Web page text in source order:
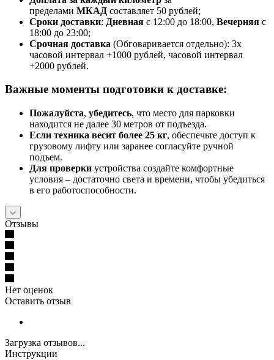
пределами МКАД составляет 50 рублей;
Сроки доставки: Дневная с 12:00 до 18:00, Вечерняя с
18:00 до 23:00;
Срочная доставка (Обговаривается отдельно): 3х
часовой интервал +1000 рублей, часовой интервал
+2000 рублей.
Важные моменты подготовки к доставке:
Пожалуйста, убедитесь, что место для парковки
находится не далее 30 метров от подъезда.
Если техника весит более 25 кг, обеспечьте доступ к
грузовому лифту или заранее согласуйте ручной
подъем.
Для проверки устройства создайте комфортные
условия – достаточно света и времени, чтобы убедиться
в его работоспособности.
Отзывы
Нет оценок
Оставить отзыв
Загрузка отзывов...
Инструкции